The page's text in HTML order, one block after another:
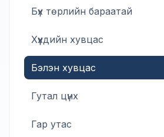
Бүх төрлийн бараатай
Хүүхдийн хувцас
Бэлэн хувцас
Гутал цүнх
Гар утас